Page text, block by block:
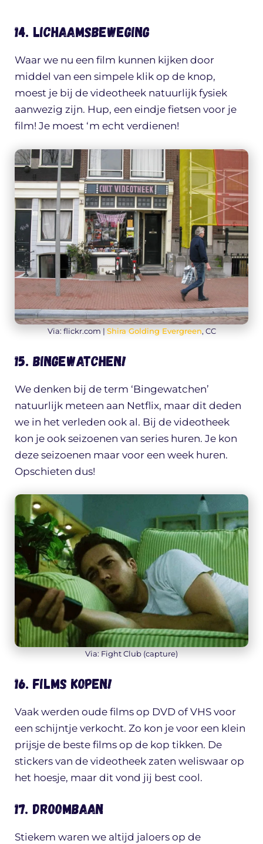
14. Lichaamsbeweging
Waar we nu een film kunnen kijken door
middel van een simpele klik op de knop,
moest je bij de videotheek natuurlijk fysiek
aanwezig zijn. Hup, een eindje fietsen voor je
film! Je moest ‘m echt verdienen!
Via: flickr.com | Shira Golding Evergreen, CC
15. Bingewatchen!
We denken bij de term ‘Bingewatchen’
natuurlijk meteen aan Netflix, maar dit deden
we in het verleden ook al. Bij de videotheek
kon je ook seizoenen van series huren. Je kon
deze seizoenen maar voor een week huren.
Opschieten dus!
Via: Fight Club (capture)
16. Films kopen!
Vaak werden oude films op DVD of VHS voor
een schijntje verkocht. Zo kon je voor een klein
prijsje de beste films op de kop tikken. De
stickers van de videotheek zaten weliswaar op
het hoesje, maar dit vond jij best cool.
17. Droombaan
Stiekem waren we altijd jaloers op de